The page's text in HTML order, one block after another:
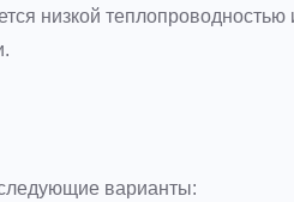
низкой
варианты: